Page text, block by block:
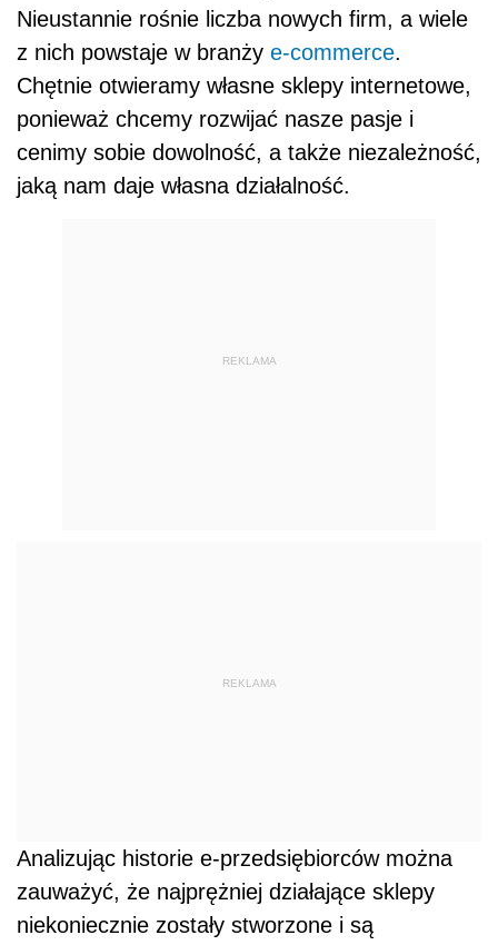
Nieustannie rośnie liczba nowych firm, a wiele
z nich powstaje w branży e-commerce.
Chętnie otwieramy własne sklepy internetowe,
ponieważ chcemy rozwijać nasze pasje i
cenimy sobie dowolność, a także niezależność,
jaką nam daje własna działalność.
REKLAMA
REKLAMA
Analizując historie e-przedsiębiorców można
zauważyć, że najprężniej działające sklepy
niekoniecznie zostały stworzone i są